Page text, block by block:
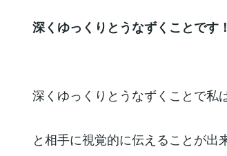
深くゆっくりとうなずくことです！
深くゆっくりとうなずくことで私
と相手に視覚的に伝えることが出